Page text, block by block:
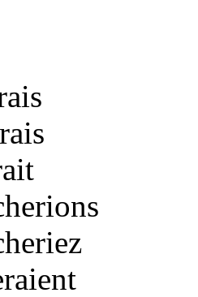
ais
rais
ait
erions
eriez
raient